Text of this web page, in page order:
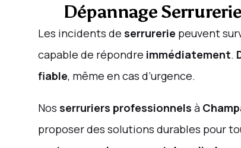
Dépannage
Les incidents de serrurerie peuvent
capable de répondre immédiatement.
fiable, même en cas d’urgence.
Nos serruriers professionnels à
proposer des solutions durables pour